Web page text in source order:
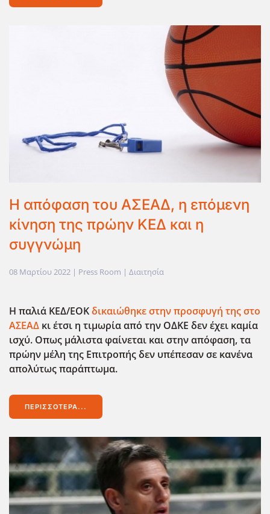
Η απόφαση του ΑΣΕΑΔ, η επόμενη
κίνηση της πρώην ΚΕΔ και η
συγγνώμη
08 Μαρτίου 2022 | Press Room | Διαιτησία
Η παλιά ΚΕΔ/ΕΟΚδικαιώθηκε στην προσφυγή της στο
ΑΣΕΑΔ κι έτσι η τιμωρία από την ΟΔΚΕ δεν έχει καμία
ισχύ. Οπως μάλιστα φαίνεται και στην απόφαση, τα
πρώην μέλη της Επιτροπής δεν υπέπεσαν σε κανένα
απολύτως παράπτωμα.
ΠΕΡΙΣΣΌΤΕΡΑ...